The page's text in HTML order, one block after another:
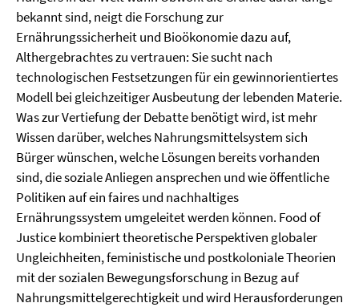
bekannt sind, neigt die Forschung zur
Ernährungssicherheit und Bioökonomie dazu auf,
Althergebrachtes zu vertrauen: Sie sucht nach
technologischen Festsetzungen für ein gewinnorientiertes
Modell bei gleichzeitiger Ausbeutung der lebenden Materie.
Was zur Vertiefung der Debatte benötigt wird, ist mehr
Wissen darüber, welches Nahrungsmittelsystem sich
Bürger wünschen, welche Lösungen bereits vorhanden
sind, die soziale Anliegen ansprechen und wie öffentliche
Politiken auf ein faires und nachhaltiges
Ernährungssystem umgeleitet werden können. Food of
Justice kombiniert theoretische Perspektiven globaler
Ungleichheiten, feministische und postkoloniale Theorien
mit der sozialen Bewegungsforschung in Bezug auf
Nahrungsmittelgerechtigkeit und wird Herausforderungen